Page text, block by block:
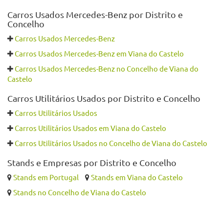
Carros Usados Mercedes-Benz por Distrito e
Concelho
Carros Usados Mercedes-Benz
Carros Usados Mercedes-Benz em Viana do Castelo
Carros Usados Mercedes-Benz no Concelho de Viana do
Castelo
Carros Utilitários Usados por Distrito e Concelho
Carros Utilitários Usados
Carros Utilitários Usados em Viana do Castelo
Carros Utilitários Usados no Concelho de Viana do Castelo
Stands e Empresas por Distrito e Concelho
Stands em Portugal
Stands em Viana do Castelo
Stands no Concelho de Viana do Castelo